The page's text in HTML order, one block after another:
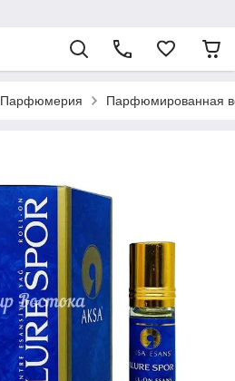
Парфюмерия Парфюмированная